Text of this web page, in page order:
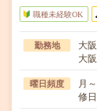
職種未経験OK
勤務地
大
大
曜日頻度
月
修